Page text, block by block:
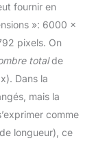
fournir en
»: 6000 ×
pixels. On
totalde
Dans la
mais la
comme
longueur), ce